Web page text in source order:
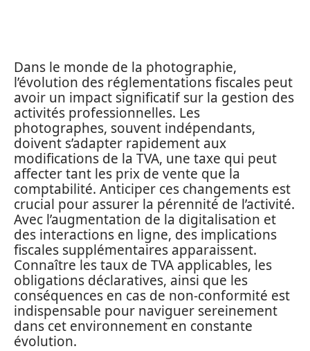
Dans le monde de la photographie,
l’évolution des réglementations fiscales peut
avoir un impact significatif sur la gestion des
activités professionnelles. Les
photographes, souvent indépendants,
doivent s’adapter rapidement aux
modifications de la TVA, une taxe qui peut
affecter tant les prix de vente que la
comptabilité. Anticiper ces changements est
crucial pour assurer la pérennité de l’activité.
Avec l’augmentation de la digitalisation et
des interactions en ligne, des implications
fiscales supplémentaires apparaissent.
Connaître les taux de TVA applicables, les
obligations déclaratives, ainsi que les
conséquences en cas de non-conformité est
indispensable pour naviguer sereinement
dans cet environnement en constante
évolution.